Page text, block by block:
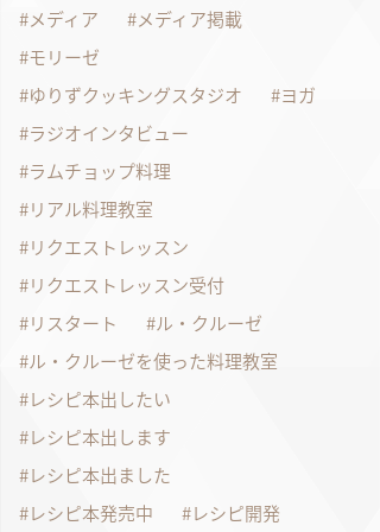
メディア
メディア掲載
モリーゼ
ゆりずクッキングスタジオ
ヨガ
ラジオインタビュー
ラムチョップ料理
リアル料理教室
リクエストレッスン
リクエストレッスン受付
リスタート
ル・クルーゼ
ル・クルーゼを使った料理教室
レシピ本出したい
レシピ本出します
レシピ本出ました
レシピ本発売中
レシピ開発